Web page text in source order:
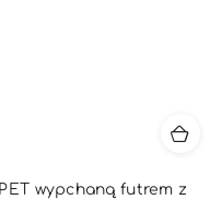
wypchaną futrem z